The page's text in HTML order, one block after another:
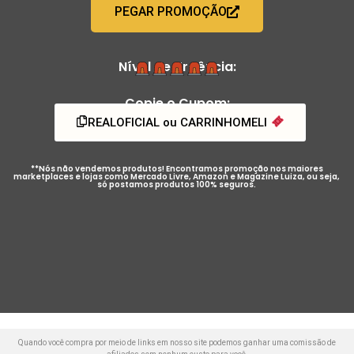
PEGAR PROMOÇÃO
Nível de Urgência:
Copie o Cupom:
REALOFICIAL ou CARRINHOMELI
**Nós não vendemos produtos! Encontramos promoção nos maiores
marketplaces e lojas como Mercado Livre, Amazon e Magazine Luiza, ou seja,
só postamos produtos 100% seguros.
Quando você compra por meio de links em nosso site podemos ganhar uma comissão de